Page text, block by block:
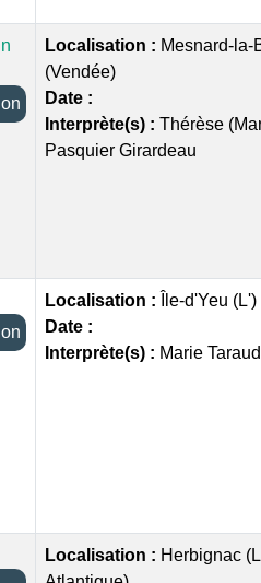
Localisation : Mesnard-la-
(Vendée)
Date :
Interprète(s) : Thérèse
Pasquier Girardeau
Localisation :
Île-d'Yeu
Date :
Interprète(s) : Marie
Localisation : Herbignac